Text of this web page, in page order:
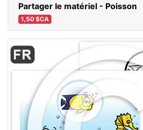
Partager le matériel - Poisson
1,50 $CA